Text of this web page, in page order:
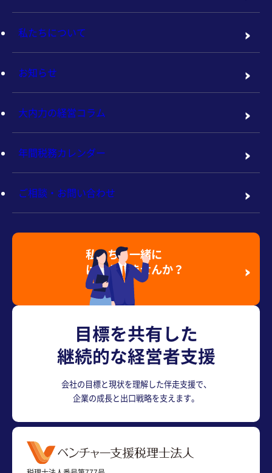
目標を共有した
継続的な経営者支援
会社の目標と現状を理解した伴走支援で、
企業の成長と出口戦略を支えます。
私たちについて
お知らせ
大内力の経営コラム
年間税務カレンダー
ご相談・お問い合わせ
私たちと一緒に
はたらきませんか？
採用情報を見る